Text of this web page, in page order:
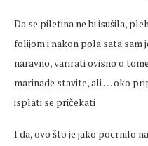
Da se piletina ne bi isušila,
folijom i nakon pola sata sam
naravno, varirati ovisno o
marinade stavite, ali … oko
isplati se pričekati
I da, ovo što je jako pocrnilo